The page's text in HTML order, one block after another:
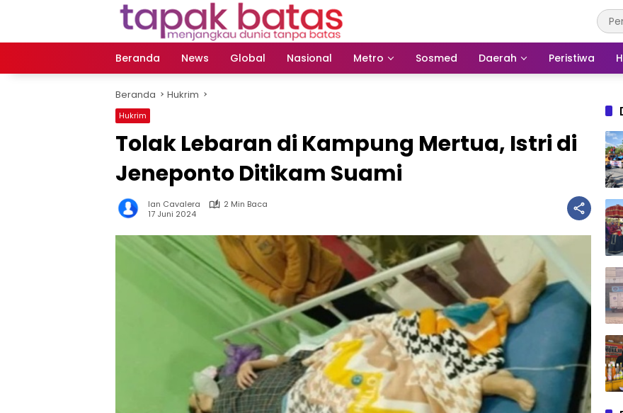
Beranda
News Global Nasional Metro Sosmed Daerah Peristiwa
Beranda Hukrim
Hukrim
Tolak Lebaran di Kampung Mertua, Istri di
Jeneponto Ditikam Suami
Ian Cavalera
2 Min Baca
17 Juni 2024